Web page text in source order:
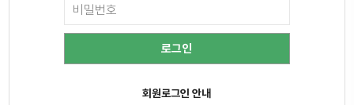
회원로그인 안내